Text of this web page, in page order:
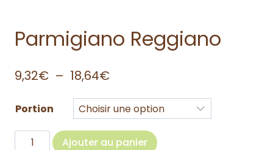
Parmigiano Reggiano
9,32€ – 18,64€
Portion
Ajouter au panier